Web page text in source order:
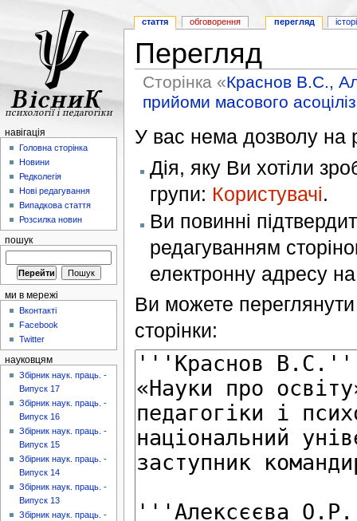
Перегляд
Сторінка «Краснов В.С.,
прийоми масового
У вас нема дозволу на
Дія, яку Ви хотіли
групи: Користувачі.
Ви повинні
редагуванням
електронну адресу
Ви можете переглянути
сторінки:
стаття обговорення перегляд
навігація
Головна сторінка
Новини
Редколегія
Нові редагування
Випадкова стаття
Розсилка новин
пошук
ми в мережі
Вконтакті
Facebook
Twitter
науковцям
Збірник наук. праць. -
Випуск 17
Збірник наук. праць. -
Випуск 16
Збірник наук. праць. -
Випуск 15
Збірник наук. праць. -
Випуск 14
Збірник наук. праць. -
Випуск 13
Збірник наук. праць. -